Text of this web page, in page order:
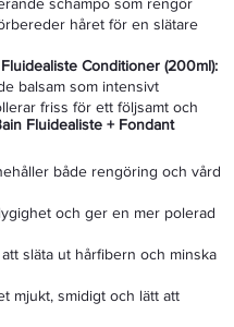
schampo som rengör
håret för en slätare
Conditioner (200ml):
balsam som intensivt
friss för ett följsamt och
Fluidealiste + Fondant
både rengöring och vård
och ger en mer polerad
släta ut hårfibern och minska
mjukt, smidigt och lätt att